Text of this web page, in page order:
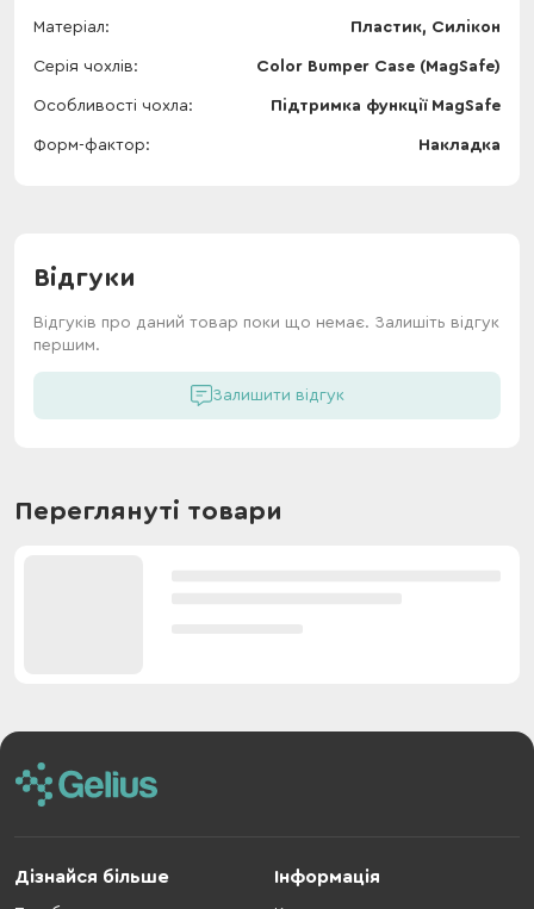
Матеріал Пластик, Силікон
Серія чохлів Color Bumper Case (MagSafe)
Особливості чохла Підтримка функції MagSafe
Форм-фактор Накладка
Відгуки
Відгуків про даний товар поки що немає. Залишіть відгук
першим.
Залишити відгук
Переглянуті товари
Дізнайся більше Інформація